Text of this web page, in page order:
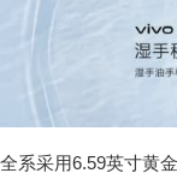
全系采用6.59英寸黄